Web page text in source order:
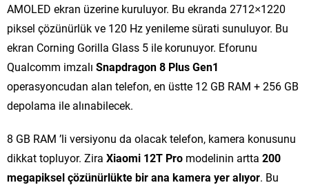
AMOLED ekran üzerine kuruluyor. Bu ekranda 2712×1220
piksel çözünürlük ve 120 Hz yenileme sürati sunuluyor. Bu
ekran Corning Gorilla Glass 5 ile korunuyor. Eforunu
Qualcomm imzalı Snapdragon 8 Plus Gen1
operasyoncudan alan telefon, en üstte 12 GB RAM + 256 GB
depolama ile alınabilecek.
8 GB RAM ’li versiyonu da olacak telefon, kamera konusunu
dikkat topluyor. Zira Xiaomi 12T Pro modelinin artta 200
megapiksel çözünürlükte bir ana kamera yer alıyor. Bu